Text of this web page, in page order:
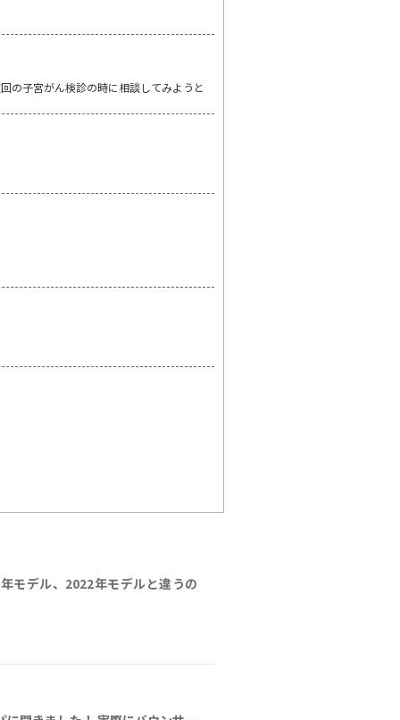
の子宮がん検診の時に相談してみようと
モデル、2022年モデルと違うの